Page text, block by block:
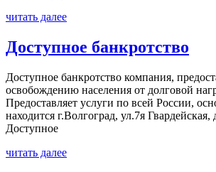
читать далее
Доступное банкротство
Доступное банкротство компания,
освобождению населения от долговой
Предоставляет услуги по всей России,
находится г.Волгоград, ул.7я Гвардейская,
Доступное
читать далее